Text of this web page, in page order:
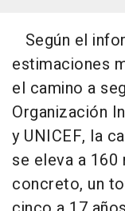
Según el
estimaciones
el camino a
Organización
y UNICEF, la
se eleva a
concreto, un